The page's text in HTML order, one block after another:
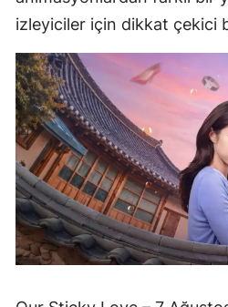
izleyiciler için dikkat çekici